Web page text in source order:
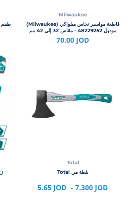
Milwaukee
قاطعة مواسير نحاس ميلواكي (Milwaukee)
موديل 48229252 - مقاس 32 إلى 42 مم
70.00 JOD
Total
بلطة من Total
5.65 JOD - 7.300 JOD